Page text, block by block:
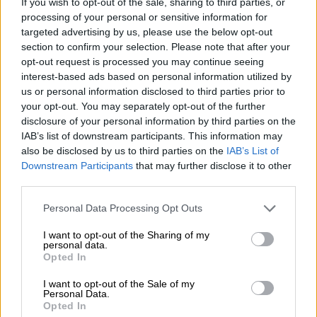
processing of your personal or sensitive information for
targeted advertising by us, please use the below opt-out
section to confirm your selection. Please note that after your
opt-out request is processed you may continue seeing
interest-based ads based on personal information utilized by
us or personal information disclosed to third parties prior to
your opt-out. You may separately opt-out of the further
disclosure of your personal information by third parties on the
IAB’s list of downstream participants. This information may
also be disclosed by us to third parties on the IAB’s List of
Downstream Participants that may further disclose it to other
Please note that this website/app uses one or more Google
not limited to your visit or usage behaviour. You may click to
grant or deny consent to Google and its third-party tags to
use your data for below specified purposes in below Google
consent section.
Personal Data Processing Opt Outs
I want to opt-out of the Sharing of my
personal data.
Opted In
I want to opt-out of the Sale of my
Personal Data.
Opted In
πράξεις που τελέστηκαν έως το 2002
και για τις λοιπές αθώος ομόφωνα.
Karl Friedrich Eduard PIERER Von ESCH
παύει οριστικά την ποινική δίωξη για
τις πράξεις που τελέστηκαν έως το
2002 και για τις λοιπές αθώος ομόφωνα.
Thomas GANSWINDT: παύει οριστικά
την ποινική δίωξη για τις πράξεις που
τελέστηκαν έως το 2002 και για τις
λοιπές αθώος κατά πλειοψηφία 4-1 (ένα
μέλος είχε τη γνώμη ότι έπρεπε να
λόγω δεδικασμένου).
Jorg Michael KUTSCHENREUTER
οριστικά την ποινική δίωξη για τις
πράξεις που τελέστηκαν έως το 2002